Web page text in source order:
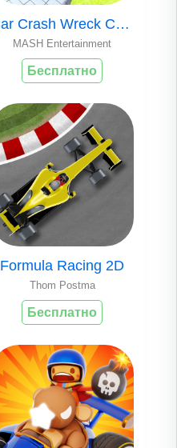
Car Crash Wreck Challenge Pro
MASH Entertainment
Бесплатно
Formula Racing 2D
Thom Postma
Бесплатно